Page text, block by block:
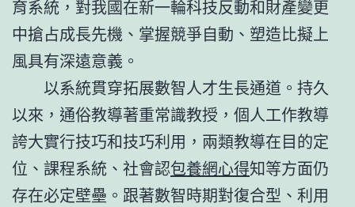
育系統，對我國在新一輪科技反動和財產變更
中搶占成長先機、掌握競爭自動、塑造比擬上
風具有深遠意義。
以系統貫穿拓展數智人才生長通道。持久
以來，通俗教導著重常識教授，個人工作教導
誇大實行技巧和技巧利用，兩類教導在目的定
位、課程系統、社會認包養網心得知等方面仍
存在必定壁壘。跟著數智時期對復合型、利用